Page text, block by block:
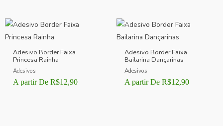
Adesivo Border Faixa
Princesa Rainha
Adesivos
A partir De R$12,90
Adesivo Border Faixa
Bailarina Dançarinas
Adesivos
A partir De R$12,90